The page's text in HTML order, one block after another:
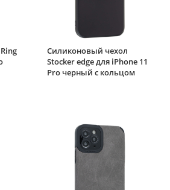
Силиконовый чехол
Stocker edge для iPhone 11
Pro черный с кольцом